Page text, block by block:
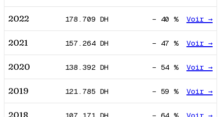
2022 178.709 DH − 40 % Voir →
2021 157.264DH − 47 % Voir →
2020 138.392 DH − 54 % Voir →
2019 121.785 DH − 59 % Voir →
2018 107.171DH − 64 % Voir →